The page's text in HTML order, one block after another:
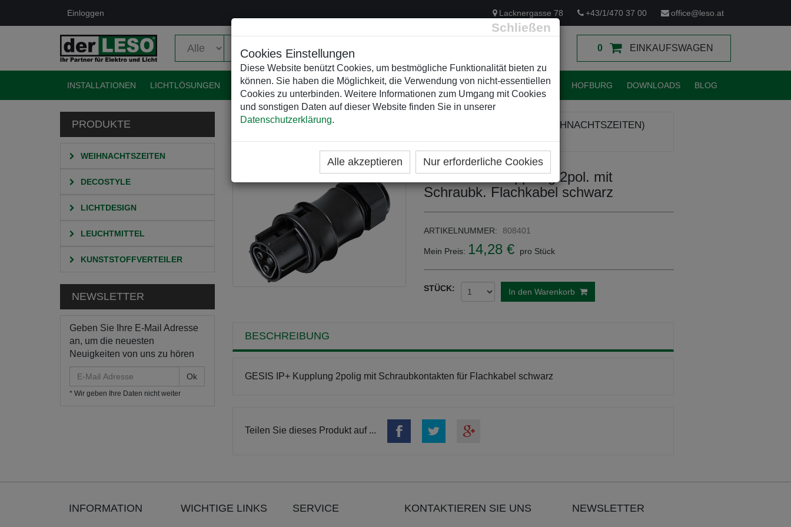
Schließen
Cookies Einstellungen
Diese Website benützt Cookies, um bestmögliche Funktionalität bieten zu
können. Sie haben die Möglichkeit, die Verwendung von nicht-essentiellen
Cookies zu unterbinden. Weitere Informationen zum Umgang mit Cookies
und sonstigen Daten auf dieser Website finden Sie in unserer
Datenschutzerklärung.
Alle akzeptieren Nur erforderliche Cookies
Einloggen Lacknergasse 78 +43/1/470 37 00 office@leso.at
0 EINKAUFSWAGEN
INSTALLATIONEN LICHTLÖSUNGEN EVENTELEKTRIK KUNSTSTOFFVERTEILER WEIHNACHTSBELEUCHTUNGEN HOFBURG DOWNLOADS BLOG
PRODUKTE
WEIHNACHTSZEITEN
DECOSTYLE
LICHTDESIGN
LEUCHTMITTEL
KUNSTSTOFFVERTEILER
NEWSLETTER
Geben Sie Ihre E-Mail Adresse
an, um die neuesten
Neuigkeiten von uns zu hören
Mail
Adresse
* Wir geben Ihre Daten nicht weiter
HOME KATEGORIEN
ZUBEHÖR (WEIHNACHTSZEITEN)
STECKSYSTEM OUTDOOR 2POLIG (RST)
GESIS IP+ Kupplung 2pol. mit
Schraubk. Flachkabel schwarz
ARTIKELNUMMER: 808401
Mein Preis: 14,28 € pro Stück
STÜCK: In den Warenkorb
BESCHREIBUNG
GESIS IP+ Kupplung 2polig mit Schraubkontakten für Flachkabel schwarz
Teilen Sie dieses Produkt auf ...
INFORMATION WICHTIGE LINKS SERVICE KONTAKTIEREN SIE UNS NEWSLETTER